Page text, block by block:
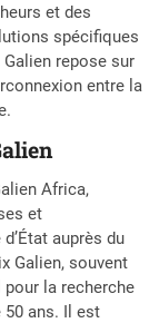
et des
spécifiques
Galien repose sur
entre la
Africa,
et
auprès du
Galien, souvent
la recherche
50 ans. Il est